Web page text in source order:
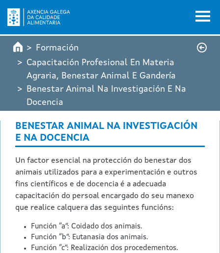
Pasar al contenido principal
Formación
Capacitación Profesional En Materia
Agraria, Benestar Animal E Gandería
Benestar Animal Na Investigación E Na
Docencia
BENESTAR ANIMAL NA INVESTIGACIÓN
E NA DOCENCIA
Un factor esencial na protección do benestar dos
animais utilizados para a experimentación e outros
fins científicos e de docencia é a adecuada
capacitación do persoal encargado do seu manexo
que realice calquera das seguintes funcións:
Función “a”: Coidado dos animais.
Función “b”: Eutanasia dos animais.
Función “c”: Realización dos procedementos.